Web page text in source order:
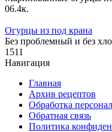
06.4к.
Огурцы из под крана
Без проблемный и без
1 511
Навигация
Главная
Архив рецептов
Обработка
Обратная связь
Политика